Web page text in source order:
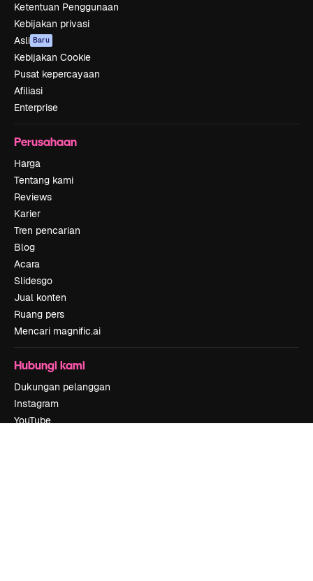
Ketentuan Penggunaan
Kebijakan privasi
Asli Baru
Kebijakan Cookie
Pusat kepercayaan
Afiliasi
Enterprise
Perusahaan
Harga
Tentang kami
Reviews
Karier
Tren pencarian
Blog
Acara
Slidesgo
Jual konten
Ruang pers
Mencari magnific.ai
Hubungi kami
Dukungan pelanggan
Instagram
YouTube